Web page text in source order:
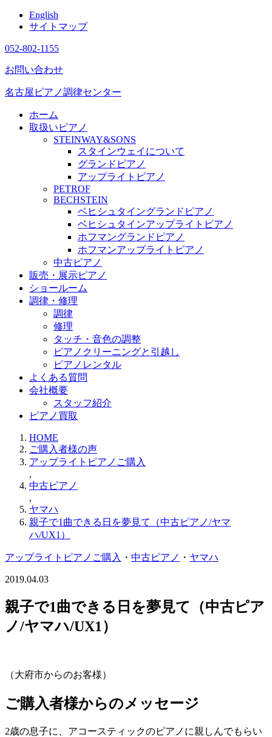
English
サイトマップ
052-802-1155
お問い合わせ
名古屋ピアノ調律センター
ホーム
取扱いピアノ
STEINWAY&SONS
スタインウェイについて
グランドピアノ
アップライトピアノ
PETROF
BECHSTEIN
ベヒシュタイングランドピアノ
ベヒシュタインアップライトピアノ
ホフマングランドピアノ
ホフマンアップライトピアノ
中古ピアノ
販売・展示ピアノ
ショールーム
調律・修理
調律
修理
タッチ・音色の調整
ピアノクリーニングと引越し
ピアノレンタル
よくある質問
会社概要
スタッフ紹介
ピアノ買取
HOME
ご購入者様の声
アップライトピアノご購入
,
中古ピアノ
,
ヤマハ
親子で1曲できる日を夢見て（中古ピアノ/ヤマ
ハ/UX1）
アップライトピアノご購入 ・ 中古ピアノ ・ ヤマハ
2019.04.03
親子で1曲できる日を夢見て（中古ピア
ノ/ヤマハ/UX1）
（大府市からのお客様）
ご購入者様からのメッセージ
2歳の息子に、アコースティックのピアノに親しんでもらい